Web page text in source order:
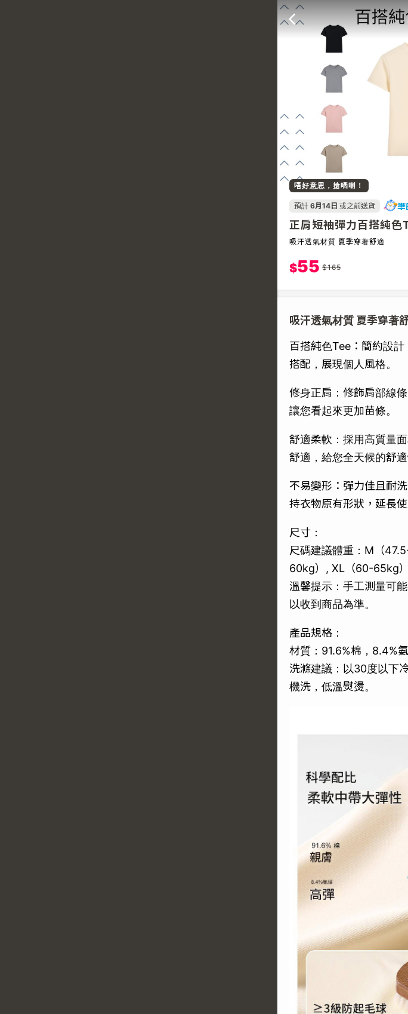
唔好意思，搶哂喇！
預計 6月14日 或之前送貨
正肩短袖彈力百搭純色
吸汗透氣材質 夏季穿著舒適
$55 $165
吸汗透氣材質 夏季穿著
百搭純色Tee：簡約設
搭配，展現個人風格。
修身正肩：修飾肩部線
讓您看起來更加苗條。
舒適柔軟：採用高質量
舒適，給您全天候的舒適
不易變形：彈力佳且耐
持衣物原有形狀，延長使
尺寸：
尺碼建議體重：M（
60kg）, XL（60-65kg
溫馨提示：手工測量可
以收到商品為準。
產品規格：
材質：91.6%棉，8.4%
洗滌建議：以30度以下
機洗，低溫熨燙。